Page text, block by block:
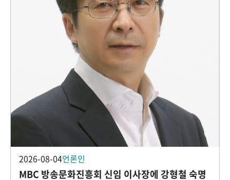
2026-08-04언론인
MBC 방송문화진흥회 신임 이사장에 강형철 숙명